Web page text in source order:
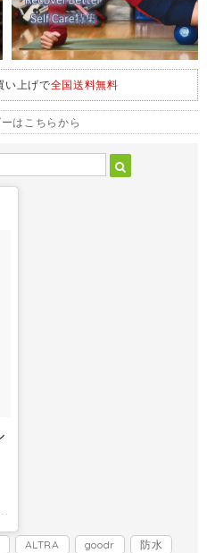
い上げで全国送料無料
はこちらから
がシェアした投稿 -
ALTRA goodr
防水